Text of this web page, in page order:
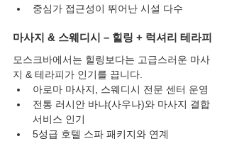
중심가 접근성이 뛰어난 시설 다수
마사지 & 스웨디시 – 힐링 + 럭셔리 테라피
모스크바에서는 힐링보다는 고급스러운 마사
지 & 테라피가 인기를 끕니다.
아로마 마사지, 스웨디시 전문 센터 운영
전통 러시안 바냐(사우나)와 마사지 결합
서비스 인기
5성급 호텔 스파 패키지와 연계